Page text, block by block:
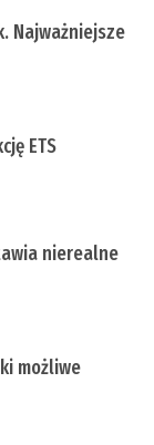
Najważniejsze
ETS
nierealne
możliwe